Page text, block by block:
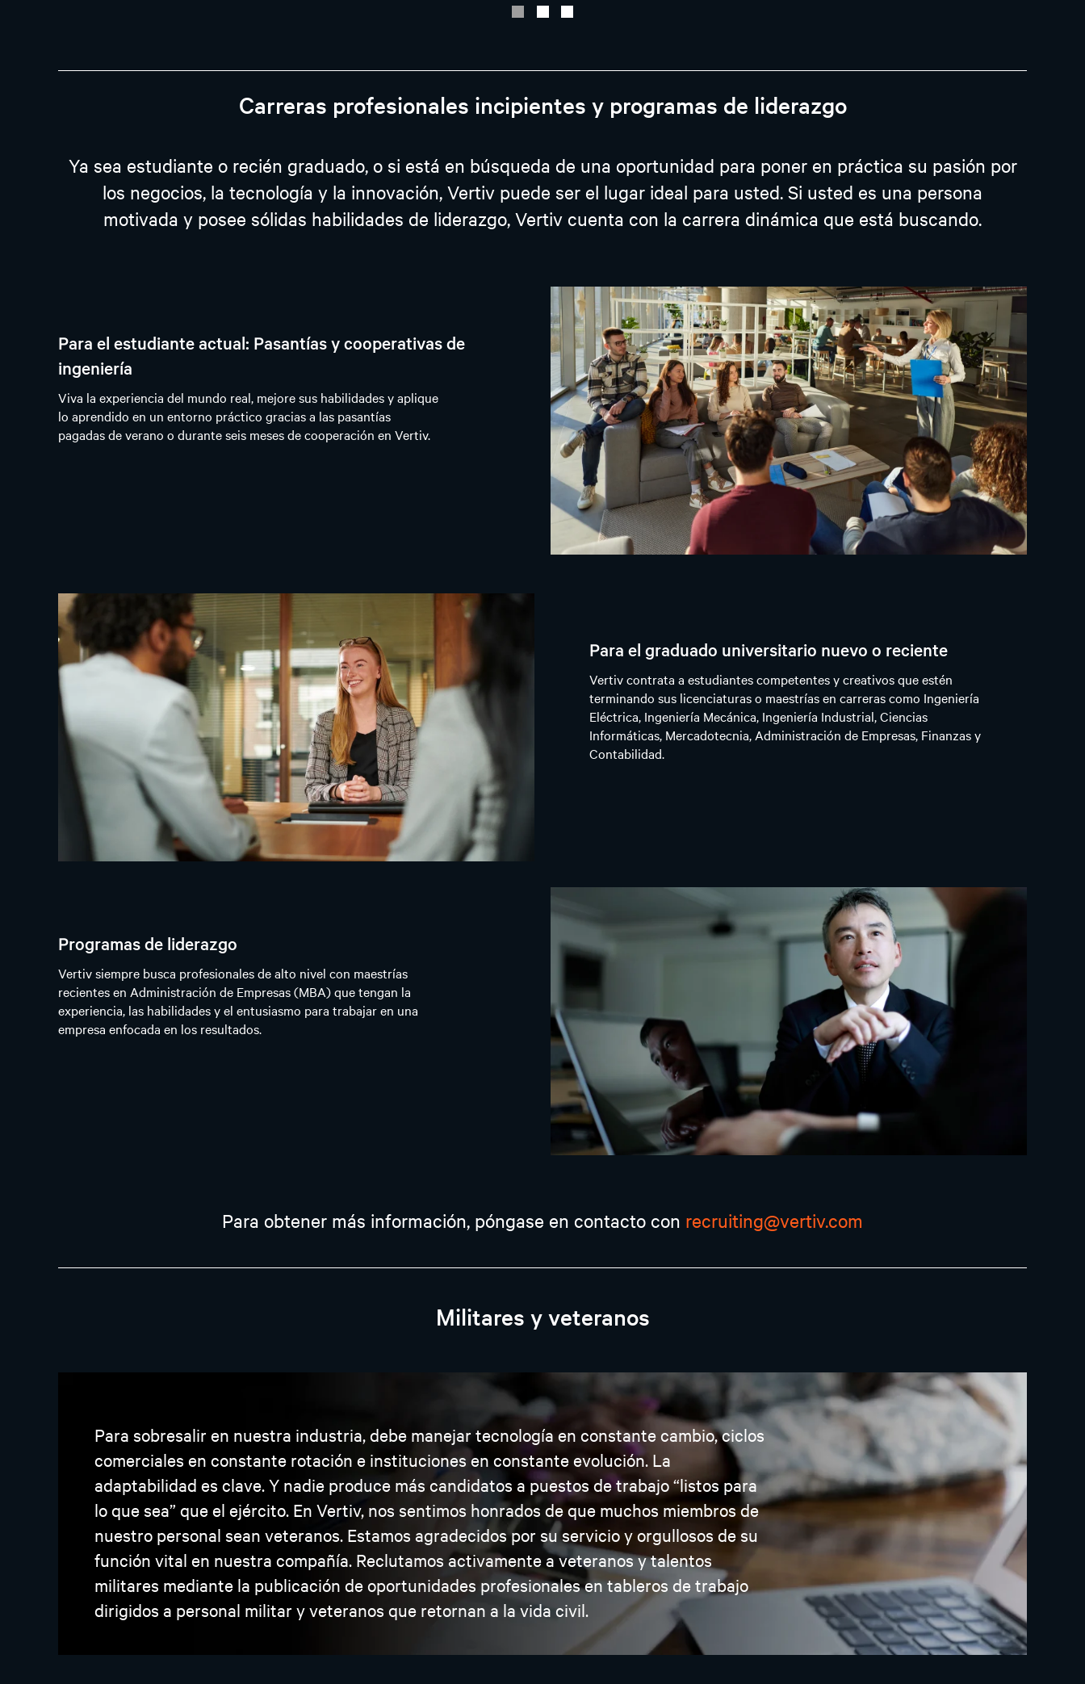
Carreras profesionales incipientes y programas de liderazgo
Ya sea estudiante o recién graduado, o si está en búsqueda de una oportunidad para poner en práctica su pasión por
los negocios, la tecnología y la innovación, Vertiv puede ser el lugar ideal para usted. Si usted es una persona
motivada y posee sólidas habilidades de liderazgo, Vertiv cuenta con la carrera dinámica que está buscando.
Para el estudiante actual: Pasantías y cooperativas de
ingeniería
Viva la experiencia del mundo real, mejore sus habilidades y aplique
lo aprendido en un entorno práctico gracias a las pasantías
pagadas de verano o durante seis meses de cooperación en Vertiv.
Para el graduado universitario nuevo o reciente
Vertiv contrata a estudiantes competentes y creativos que estén
terminando sus licenciaturas o maestrías en carreras como Ingeniería
Eléctrica, Ingeniería Mecánica, Ingeniería Industrial, Ciencias
Informáticas, Mercadotecnia, Administración de Empresas, Finanzas y
Contabilidad.
Programas de liderazgo
Vertiv siempre busca profesionales de alto nivel con maestrías
recientes en Administración de Empresas (MBA) que tengan la
experiencia, las habilidades y el entusiasmo para trabajar en una
empresa enfocada en los resultados.
Para obtener más información, póngase en contacto con recruiting@vertiv.com
Militares y veteranos
Para sobresalir en nuestra industria, debe manejar tecnología en constante cambio, ciclos
comerciales en constante rotación e instituciones en constante evolución. La
adaptabilidad es clave. Y nadie produce más candidatos a puestos de trabajo “listos para
lo que sea” que el ejército. En Vertiv, nos sentimos honrados de que muchos miembros de
nuestro personal sean veteranos. Estamos agradecidos por su servicio y orgullosos de su
función vital en nuestra compañía. Reclutamos activamente a veteranos y talentos
militares mediante la publicación de oportunidades profesionales en tableros de trabajo
dirigidos a personal militar y veteranos que retornan a la vida civil.